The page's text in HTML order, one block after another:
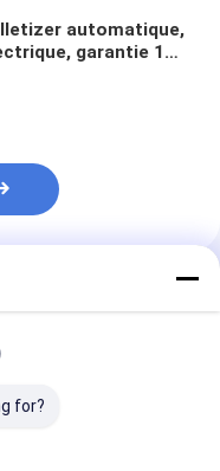
automatique,
garantie 1
for?